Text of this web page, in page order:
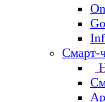
Смарт-